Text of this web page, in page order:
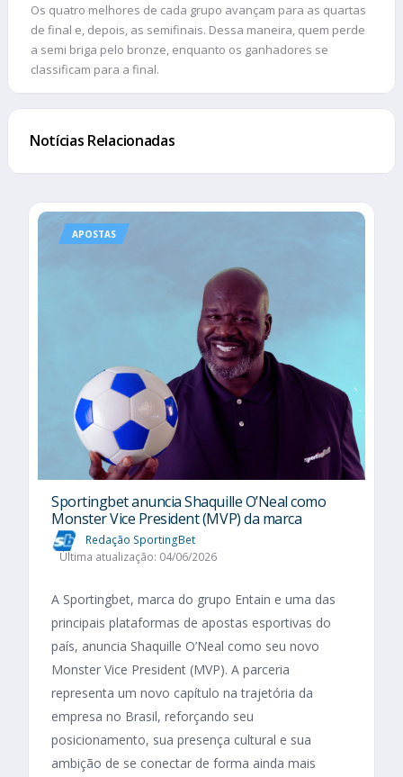
Os quatro melhores de cada grupo avançam para as quartas
de final e, depois, as semifinais. Dessa maneira, quem perde
a semi briga pelo bronze, enquanto os ganhadores se
classificam para a final.
Notícias Relacionadas
APOSTAS
Sportingbet anuncia Shaquille O’Neal como
Monster Vice President (MVP) da marca
Redação SportingBet
Última atualização: 04/06/2026
A Sportingbet, marca do grupo Entain e uma das
principais plataformas de apostas esportivas do
país, anuncia Shaquille O’Neal como seu novo
Monster Vice President (MVP). A parceria
representa um novo capítulo na trajetória da
empresa no Brasil, reforçando seu
posicionamento, sua presença cultural e sua
ambição de se conectar de forma ainda mais